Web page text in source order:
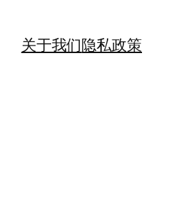
关于我们隐私政策